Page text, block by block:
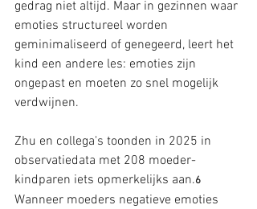
gedrag niet altijd. Maar in gezinnen waar
emoties structureel worden
geminimaliseerd of genegeerd, leert het
kind een andere les: emoties zijn
ongepast en moeten zo snel mogelijk
verdwijnen.
Zhu en collega's toonden in 2025 in
observatiedata met 208 moeder-
kindparen iets opmerkelijks aan.6
Wanneer moeders negatieve emoties